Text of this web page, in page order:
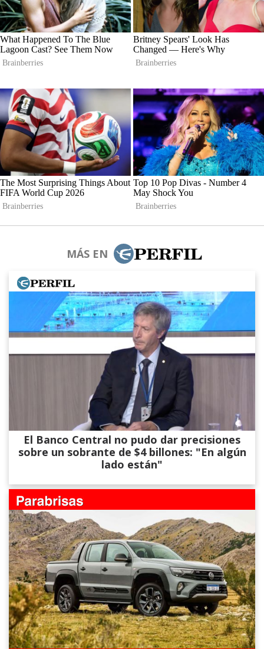
MÁS EN
El Banco Central no pudo dar precisiones
sobre un sobrante de $4 billones: "En algún
lado están"